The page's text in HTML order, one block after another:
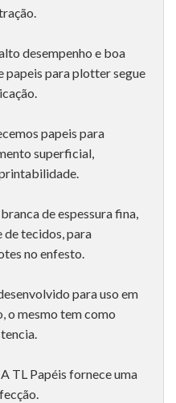
desempenho e boa
papeis para plotter segue
papeis para
superficial,
de espessura fina,
tecidos, para
no enfesto.
para uso em
o mesmo tem como
TL Papéis fornece uma